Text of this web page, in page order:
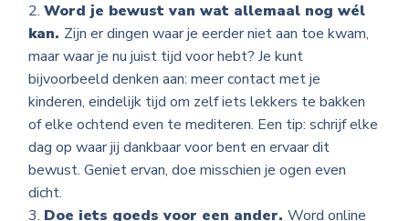
Word je bewust van wat allemaal nog wél
kan. Zijn er dingen waar je eerder niet aan toe kwam,
maar waar je nu juist tijd voor hebt? Je kunt
bijvoorbeeld denken aan: meer contact met je
kinderen, eindelijk tijd om zelf iets lekkers te bakken
of elke ochtend even te mediteren. Een tip: schrijf elke
dag op waar jij dankbaar voor bent en ervaar dit
bewust. Geniet ervan, doe misschien je ogen even
dicht.
Doe iets goeds voor een ander.Word online